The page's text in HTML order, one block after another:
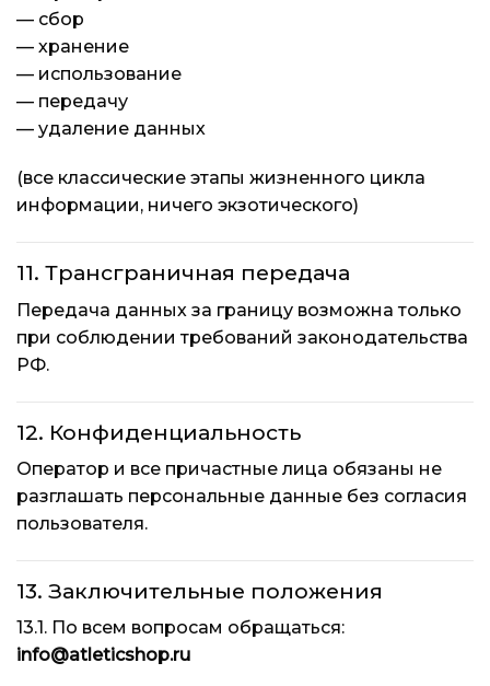
— сбор
— хранение
— использование
— передачу
— удаление данных
(все классические этапы жизненного цикла
информации, ничего экзотического)
11. Трансграничная передача
Передача данных за границу возможна только
при соблюдении требований законодательства
РФ.
12. Конфиденциальность
Оператор и все причастные лица обязаны не
разглашать персональные данные без согласия
пользователя.
13. Заключительные положения
13.1. По всем вопросам обращаться:
info@atleticshop.ru